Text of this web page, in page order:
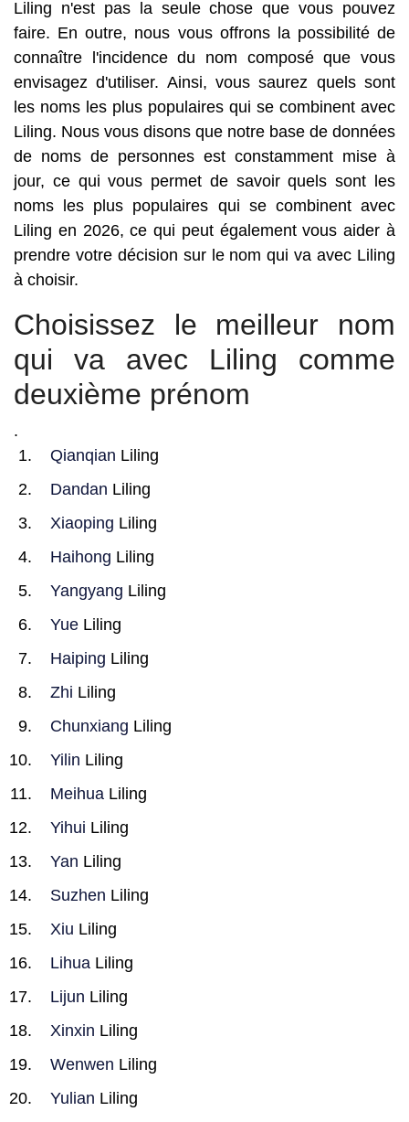
Liling n'est pas la seule chose que vous pouvez
faire. En outre, nous vous offrons la possibilité de
connaître l'incidence du nom composé que vous
envisagez d'utiliser. Ainsi, vous saurez quels sont
les noms les plus populaires qui se combinent avec
Liling. Nous vous disons que notre base de données
de noms de personnes est constamment mise à
jour, ce qui vous permet de savoir quels sont les
noms les plus populaires qui se combinent avec
Liling en 2026, ce qui peut également vous aider à
prendre votre décision sur le nom qui va avec Liling
à choisir.
Choisissez le meilleur nom
qui va avec Liling comme
deuxième prénom
.
Qianqian Liling
Dandan Liling
Xiaoping Liling
Haihong Liling
Yangyang Liling
Yue Liling
Haiping Liling
Zhi Liling
Chunxiang Liling
Yilin Liling
Meihua Liling
Yihui Liling
Yan Liling
Suzhen Liling
Xiu Liling
Lihua Liling
Lijun Liling
Xinxin Liling
Wenwen Liling
Yulian Liling